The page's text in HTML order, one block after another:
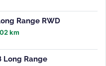
Range RWD
km
Long Range